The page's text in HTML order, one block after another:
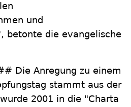
und
betonte die evangelische
Die Anregung zu einem
stammt aus der
2001 in die "Charta